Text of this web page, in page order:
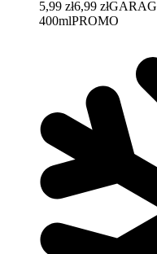
5,99 zł6,99 zł
400mlPROMO